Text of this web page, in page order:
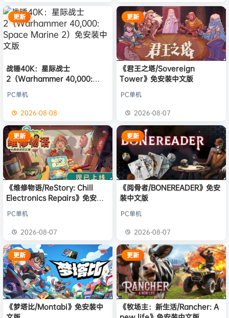
更新
战锤40K：星际战士
2（Warhammer 40,000:
版
PC单机
2026-08-08
更新
《君王之塔/Sovereign
Tower》免安装中文版
PC单机
2026-08-07
更新
《维修物语/ReStory: Chill
Electronics Repairs》免安装
PC单机
2026-08-07
更新
《阅骨者/BONEREADER》免安
装中文版
PC单机
2026-08-07
更新
《梦塔比/Montabi》免安装中
更新
《牧场主：新生活/Rancher: A